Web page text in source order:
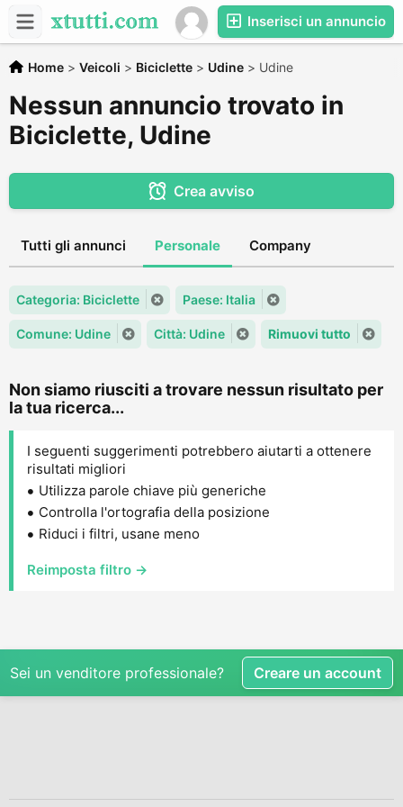
Inserisci un annuncio
Home > Veicoli > Biciclette > Udine > Udine
Nessun annuncio trovato in
Biciclette, Udine
Crea avviso
Tutti gli annunci Personale Company
Categoria: Biciclette Paese: Italia
Comune: Udine Città: Udine Rimuovi tutto
Non siamo riusciti a trovare nessun risultato per
la tua ricerca...
I seguenti suggerimenti potrebbero aiutarti a ottenere
risultati migliori
Utilizza parole chiave più generiche
Controlla l'ortografia della posizione
Riduci i filtri, usane meno
Reimposta filtro →
Sei un venditore professionale? Creare un account